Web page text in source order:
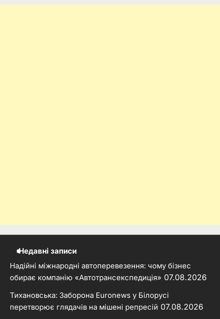
Недавні записи
Надійні міжнародні автоперевезення: чому бізнес
обирає компанію «Автотрансекспедиція» 07.08.2026
Тихановська: Заборона Euronews у Білорусі
перетворює глядачів на мішені репресій 07.08.2026